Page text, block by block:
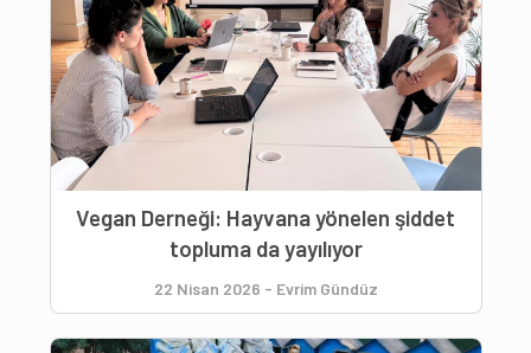
Vegan Derneği: Hayvana yönelen şiddet
topluma da yayılıyor
22 Nisan 2026 - Evrim Gündüz